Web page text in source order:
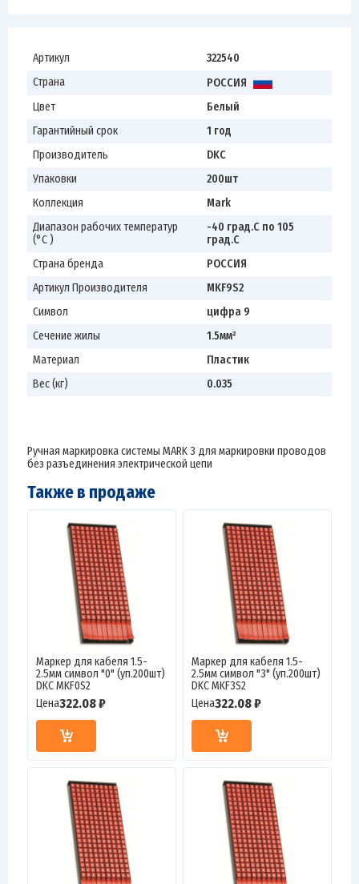
Артикул
322540
Страна
РОССИЯ
Цвет
Белый
Гарантийный срок
1 год
Производитель
DKC
Упаковки
200шт
Коллекция
Mark
Диапазон рабочих температур
(°С )
-40 град.C по 105
град.C
Страна бренда
РОССИЯ
Артикул Производителя
MKF9S2
Символ
цифра 9
Сечение жилы
1.5мм²
Материал
Пластик
Вес (кг)
0.035
Ручная маркировка системы MARK 3 для маркировки проводов
без разъединения электрической цепи
Также в продаже
Маркер для кабеля 1.5-
2.5мм символ "0" (уп.200шт)
DKC MKF0S2
Цена322.08 ₽
Маркер для кабеля 1.5-
2.5мм символ "3" (уп.200шт)
DKC MKF3S2
Цена322.08 ₽